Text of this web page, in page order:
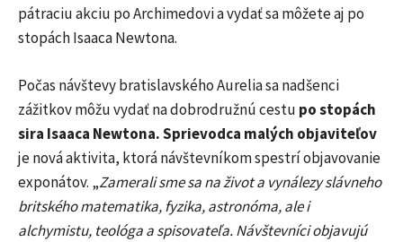
pátraciu akciu po Archimedovi a vydať sa môžete aj po
stopách Isaaca Newtona.
Počas návštevy bratislavského Aurelia sa nadšenci
zážitkov môžu vydať na dobrodružnú cestu po stopách
sira Isaaca Newtona.Sprievodca malých objaviteľov
je nová aktivita, ktorá návštevníkom spestrí objavovanie
exponátov. „Zamerali sme sa na život a vynálezy slávneho
britského matematika, fyzika, astronóma, ale i
alchymistu, teológa a spisovateľa. Návštevníci objavujú